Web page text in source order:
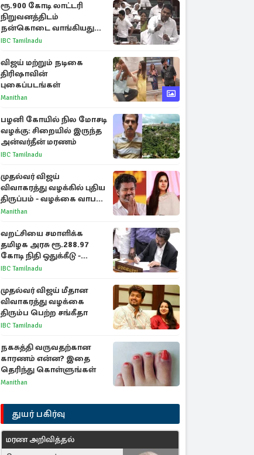
ரூ.900 கோடி லாட்டரி
நிறுவனத்திடம்
நன்கொடை வாங்கியது
ஏன்? உதயநிதி - ஆதவ்
IBC Tamilnadu
விஜய் மற்றும் நடிகை
திரிஷாவின்
புகைப்படங்கள்
Manithan
பழனி கோயில் நில மோசடி
வழக்கு: சிறையில் இருந்த
அன்வர்தீன் மரணம்
IBC Tamilnadu
முதல்வர் விஜய்
விவாகரத்து வழக்கில் புதிய
திருப்பம் - வழக்கை வாபஸ்
பெற்ற சங்கீதா!
Manithan
வறட்சியை சமாளிக்க
தமிழக அரசு ரூ.288.97
கோடி நிதி ஒதுக்கீடு -
வெளியான அரசாணை
IBC Tamilnadu
முதல்வர் விஜய் மீதான
விவாகரத்து வழக்கை
திரும்ப பெற்ற சங்கீதா
IBC Tamilnadu
நகசுத்தி வருவதற்கான
காரணம் என்ன? இதை
தெரிந்து கொள்ளுங்கள்
Manithan
துயர் பகிர்வு
மரண அறிவித்தல்